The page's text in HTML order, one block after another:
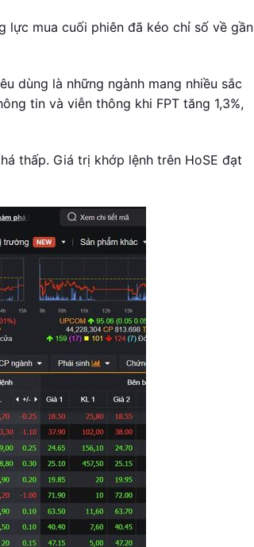
lực mua cuối phiên đã kéo chỉ số về gần
dùng là những ngành mang nhiều sắc
tin và viễn thông khi FPT tăng 1,3%,
thấp. Giá trị khớp lệnh trên HoSE đạt